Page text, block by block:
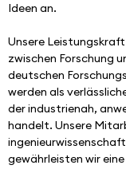
Ideen an.
Unsere
zwischen Forschung
deutschen
werden als
der industrienah,
handelt. Unsere
gewährleisten wir